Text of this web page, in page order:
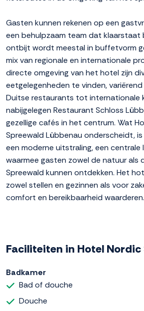
Gasten kunnen rekenen op een
een behulpzaam team dat klaarstaat
ontbijt wordt meestal in buffetvorm
mix van regionale en internationale
directe omgeving van het hotel zijn
eetgelegenheden te vinden,
Duitse restaurants tot internationale
nabijgelegen Restaurant Schloss
gezellige cafés in het centrum. Wat
Spreewald Lübbenau onderscheidt,
een moderne uitstraling, een centrale
waarmee gasten zowel de natuur als
Spreewald kunnen ontdekken. Het
zowel stellen en gezinnen als voor
comfort en bereikbaarheid waarderen.
Faciliteiten in Hotel Nordic
Badkamer
Bad of douche
Douche